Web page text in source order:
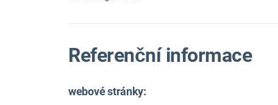
Referenční informace
webové stránky: